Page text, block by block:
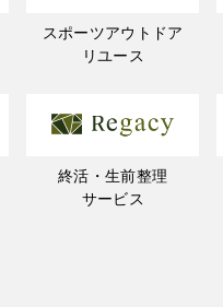
スポーツアウトドア
リユース
終活・生前整理
サービス